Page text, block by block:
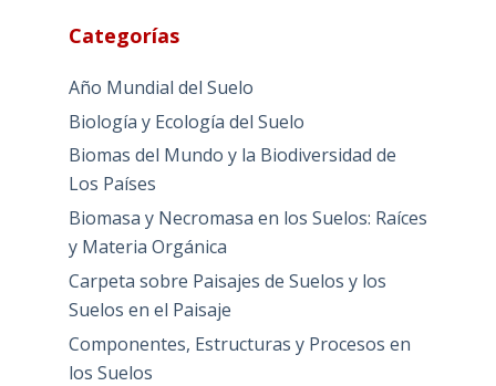
Categorías
Año Mundial del Suelo
Biología y Ecología del Suelo
Biomas del Mundo y la Biodiversidad de
Los Países
Biomasa y Necromasa en los Suelos: Raíces
y Materia Orgánica
Carpeta sobre Paisajes de Suelos y los
Suelos en el Paisaje
Componentes, Estructuras y Procesos en
los Suelos